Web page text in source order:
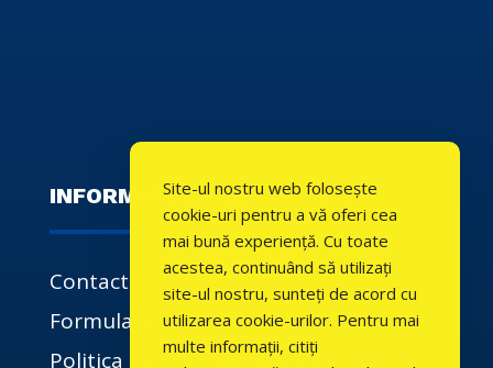
INFORMATII UTILE
Contact
Formulare
Politica de confidentialitate
Site-ul nostru web folosește
cookie-uri pentru a vă oferi cea
mai bună experiență. Cu toate
acestea, continuând să utilizați
site-ul nostru, sunteți de acord cu
utilizarea cookie-urilor. Pentru mai
multe informații, citiți